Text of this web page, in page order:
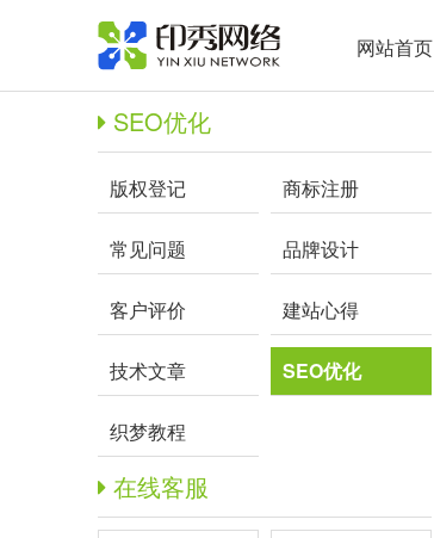
网站首页
SEO优化
版权登记 商标注册
常见问题 品牌设计
客户评价 建站心得
技术文章 SEO优化
织梦教程
在线客服